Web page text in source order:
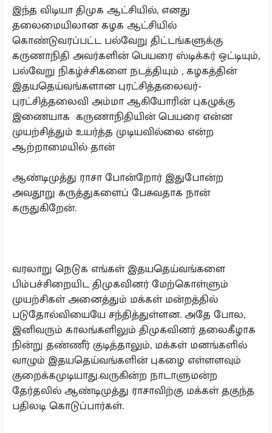
இந்த விடியா திமுக ஆட்சியில், எனது
தலைமையிலான கழக ஆட்சியில்
கொண்டுவரப்பட்ட பல்வேறு திட்டங்களுக்கு
கருணாநிதி அவர்களின் பெயரை ஸ்டிக்கர் ஒட்டியும்,
பல்வேறு நிகழ்ச்சிகளை நடத்தியும் , கழகத்தின்
இதயதெய்வங்களான புரட்சித்தலைவர்-
புரட்சித்தலைவி அம்மா ஆகியோரின் புகழுக்கு
இணையாக கருணாநிதியின் பெயரை என்ன
முயற்சித்தும் உயர்த்த முடியவில்லை என்ற
ஆற்றாமையில் தான்
ஆண்டிமுத்து ராசா போன்றோர் இதுபோன்ற
அவதூறு கருத்துகளைப் பேசுவதாக நான்
கருதுகிறேன்.
வரலாறு நெடுக எங்கள் இதயதெய்வங்களை
பிம்பச்சிறையிட திமுகவினர் மேற்கொள்ளும்
முயற்சிகள் அனைத்தும் மக்கள் மன்றத்தில்
படுதோல்வியையே சந்தித்துள்ளன. அதே போல,
இனிவரும் காலங்களிலும் திமுகவினர் தலைகீழாக
நின்று தண்ணீர் குடித்தாலும், மக்கள் மனங்களில்
வாழும் இதயதெய்வங்களின் புகழை எள்ளளவும்
குறைக்கமுடியாது.வருகின்ற நாடாளுமன்ற
தேர்தலில் ஆண்டிமுத்து ராசாவிற்கு மக்கள் தகுந்த
பதிலடி கொடுப்பார்கள்.